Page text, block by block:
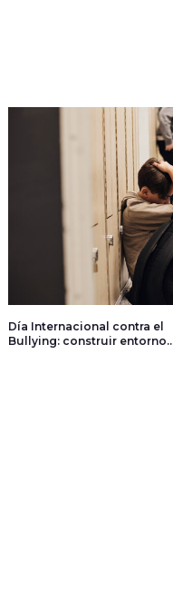
Día Internacional contra el
Bullying: construir entornos